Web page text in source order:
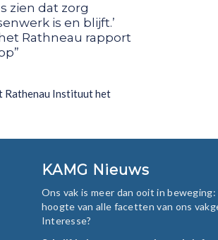
zien dat zorg
is en blijft.’
Rathneau rapport
Rathenau Instituut het
KAMG Nieuws
Ons vak is meer dan ooit in
hoogte van alle facetten van ons
Interesse?